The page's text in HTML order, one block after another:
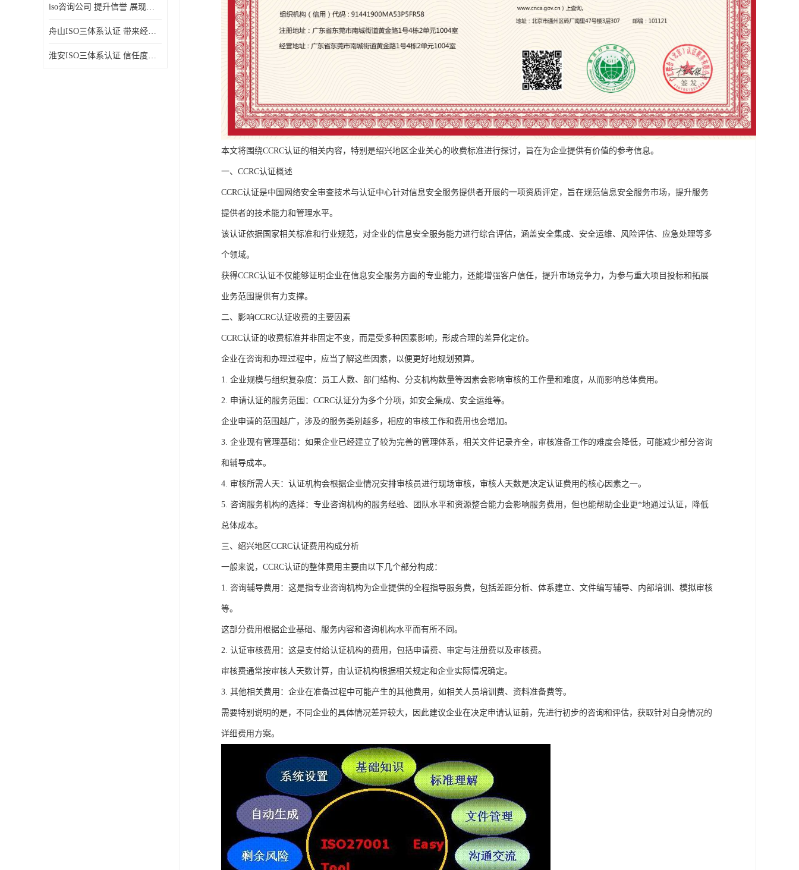
iso咨询公司 提升信誉 展现企业文化
舟山ISO三体系认证 带来经济效益 带来可以信赖的良好印象
淮安ISO三体系认证 信任度增加 具备市场竞争能力
本文将围绕CCRC认证的相关内容，特别是绍兴地区企业关心的收费标准进行探讨，旨在为企业提供有价值的参考信息。
一、CCRC认证概述
CCRC认证是中国网络安全审查技术与认证中心针对信息安全服务提供者开展的一项资质评定，旨在规范信息安全服务市场，提升服务
提供者的技术能力和管理水平。
该认证依据国家相关标准和行业规范，对企业的信息安全服务能力进行综合评估，涵盖安全集成、安全运维、风险评估、应急处理等多
个领域。
获得CCRC认证不仅能够证明企业在信息安全服务方面的专业能力，还能增强客户信任，提升市场竞争力，为参与重大项目投标和拓展
业务范围提供有力支撑。
二、影响CCRC认证收费的主要因素
CCRC认证的收费标准并非固定不变，而是受多种因素影响，形成合理的差异化定价。
企业在咨询和办理过程中，应当了解这些因素，以便更好地规划预算。
1. 企业规模与组织复杂度：员工人数、部门结构、分支机构数量等因素会影响审核的工作量和难度，从而影响总体费用。
2. 申请认证的服务范围：CCRC认证分为多个分项，如安全集成、安全运维等。
企业申请的范围越广，涉及的服务类别越多，相应的审核工作和费用也会增加。
3. 企业现有管理基础：如果企业已经建立了较为完善的管理体系，相关文件记录齐全，审核准备工作的难度会降低，可能减少部分咨询
和辅导成本。
4. 审核所需人天：认证机构会根据企业情况安排审核员进行现场审核，审核人天数是决定认证费用的核心因素之一。
5. 咨询服务机构的选择：专业咨询机构的服务经验、团队水平和资源整合能力会影响服务费用，但也能帮助企业更*地通过认证，降低
总体成本。
三、绍兴地区CCRC认证费用构成分析
一般来说，CCRC认证的整体费用主要由以下几个部分构成：
1. 咨询辅导费用：这是指专业咨询机构为企业提供的全程指导服务费，包括差距分析、体系建立、文件编写辅导、内部培训、模拟审核
等。
这部分费用根据企业基础、服务内容和咨询机构水平而有所不同。
2. 认证审核费用：这是支付给认证机构的费用，包括申请费、审定与注册费以及审核费。
审核费通常按审核人天数计算，由认证机构根据相关规定和企业实际情况确定。
3. 其他相关费用：企业在准备过程中可能产生的其他费用，如相关人员培训费、资料准备费等。
需要特别说明的是，不同企业的具体情况差异较大，因此建议企业在决定申请认证前，先进行初步的咨询和评估，获取针对自身情况的
详细费用方案。